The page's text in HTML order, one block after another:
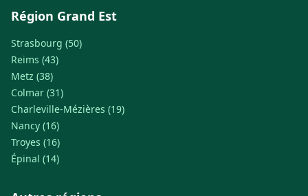
Région Grand Est
Strasbourg (50)
Reims (43)
Metz (38)
Colmar (31)
Charleville-Mézières (19)
Nancy (16)
Troyes (16)
Épinal (14)